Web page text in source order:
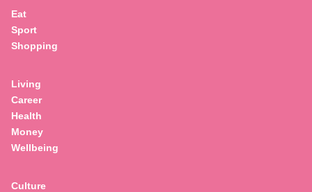
Eat
Sport
Shopping
Living
Career
Health
Money
Wellbeing
Culture